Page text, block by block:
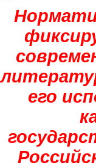
его